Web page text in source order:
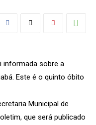
informada sobre a
Este é o quinto óbito
Municipal de
que será publicado